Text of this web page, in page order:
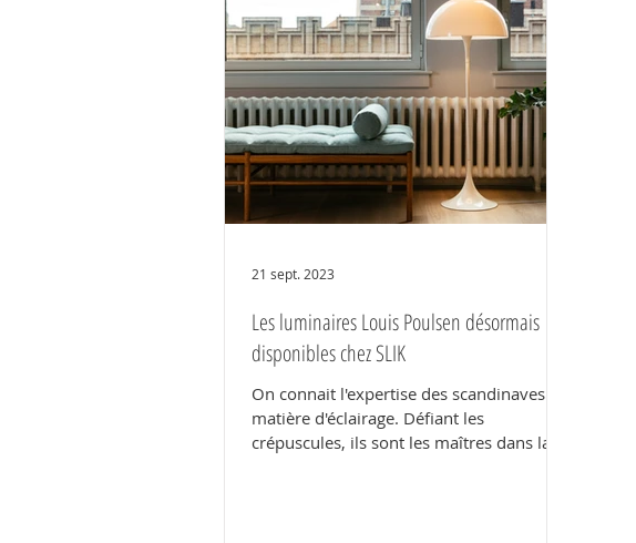
Les luminaires Louis Poulsen désormais
disponibles chez SLIK
On connait l'expertise des scandinaves en
matière d'éclairage. Défiant les
crépuscules, ils sont les maîtres dans la
21 sept. 2023